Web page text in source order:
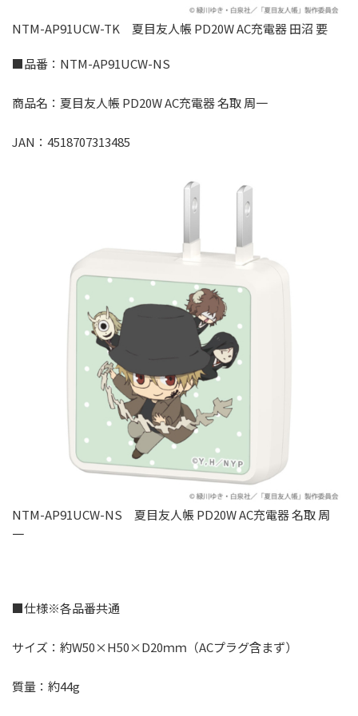
NTM-AP91UCW-TK 夏目友人帳 PD20W AC充電器 田沼 要
■品番：NTM-AP91UCW-NS
商品名：夏目友人帳 PD20W AC充電器 名取 周一
JAN：4518707313485
NTM-AP91UCW-NS 夏目友人帳 PD20W AC充電器 名取 周
一
■仕様※各品番共通
サイズ：約W50×H50×D20ｍｍ（ACプラグ含まず）
質量：約44g